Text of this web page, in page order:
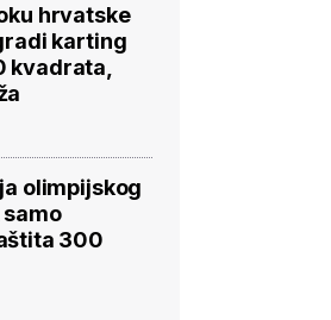
hrvatske
karting
kvadrata,
olimpijskog
samo
300